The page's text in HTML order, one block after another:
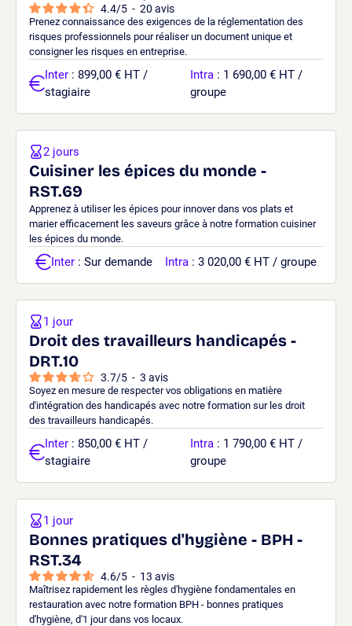
4.4/5 - 20 avis
Prenez connaissance des exigences de la réglementation des
risques professionnels pour réaliser un document unique et
consigner les risques en entreprise.
Inter : 899,00 € HT /
stagiaire
Intra : 1 690,00 € HT /
groupe
Cuisiner les épices du monde -
RST.69
Apprenez à utiliser les épices pour innover dans vos plats et
marier efficacement les saveurs grâce à notre formation cuisiner
les épices du monde.
2 jours
Inter : Sur demande Intra : 3 020,00 € HT / groupe
Droit des travailleurs handicapés -
DRT.10
3.7/5 - 3 avis
Soyez en mesure de respecter vos obligations en matière
d'intégration des handicapés avec notre formation sur les droit
des travailleurs handicapés.
1 jour
Inter : 850,00 € HT /
stagiaire
Intra : 1 790,00 € HT /
groupe
Bonnes pratiques d'hygiène - BPH -
RST.34
4.6/5 - 13 avis
Maîtrisez rapidement les règles d'hygiène fondamentales en
restauration avec notre formation BPH - bonnes pratiques
d'hygiène, d'1 jour dans vos locaux.
1 jour